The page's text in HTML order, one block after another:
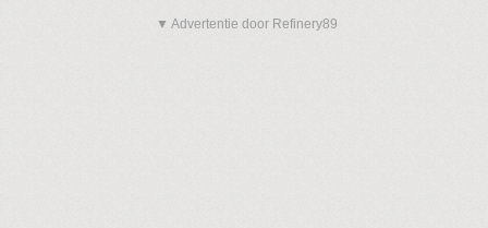
▼ Advertentie door Refinery89